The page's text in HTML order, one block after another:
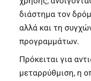
διάστημα τον
αλλά και τη
προγραμμάτων.
Πρόκειται για
μεταρρύθμιση, η